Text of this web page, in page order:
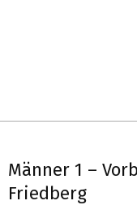
TG
Menu
Männer 1 –
Friedberg